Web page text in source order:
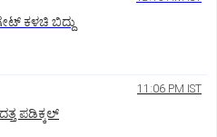
ಕಳಚಿ ಬಿದ್ದು
11:06 PM IST
ಪಡಿಕ್ಕಲ್‌